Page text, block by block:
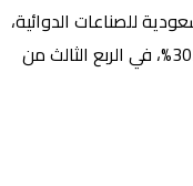
للصناعات الدوائية،
في سوق الدواء السعودي، بنسبة 303%، في الربع الثالث من